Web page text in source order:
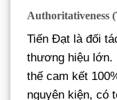
Authoritativeness
Tiến Đạt là đối
thương hiệu lớn.
thế cam kết
nguyên kiện, có